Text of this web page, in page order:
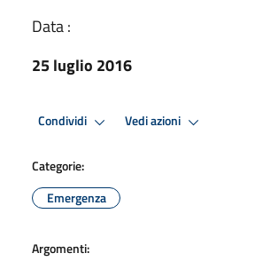
Data :
25 luglio 2016
Condividi Vedi azioni
Categorie:
Emergenza
Argomenti: